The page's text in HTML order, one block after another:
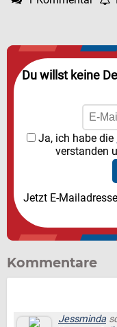
Du willst keine
Ja, ich habe die
verstanden
Jetzt E-
Kommentare
Jessminda